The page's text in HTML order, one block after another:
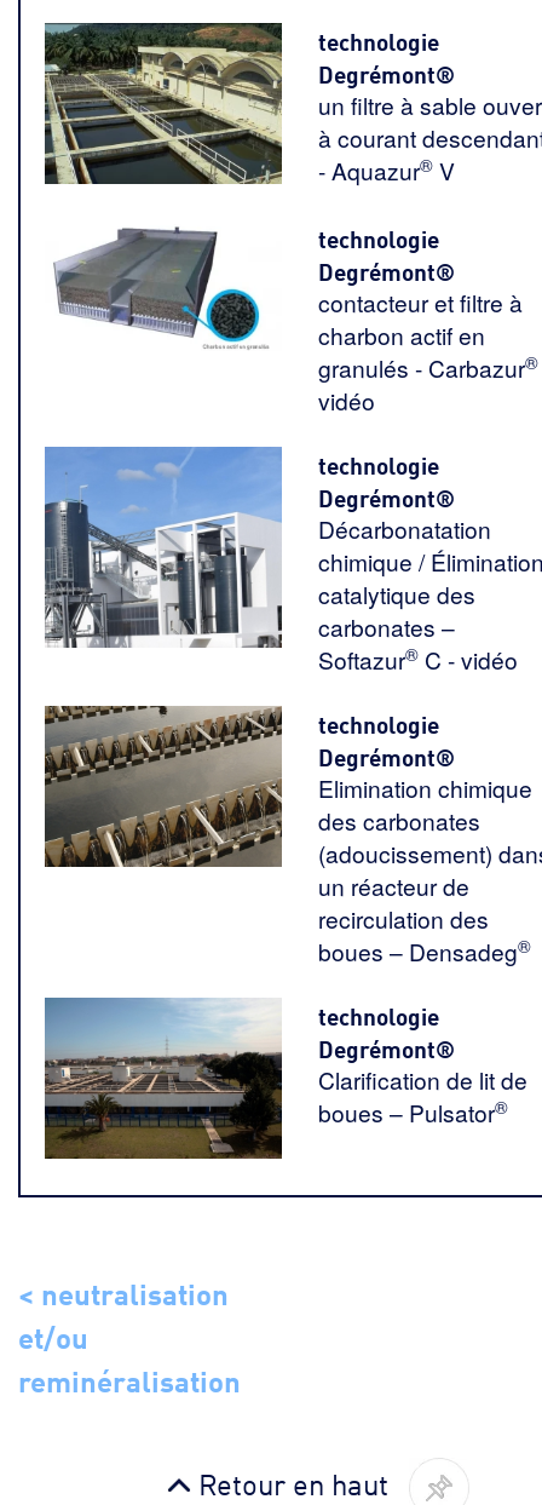
technologie
Degrémont®
un filtre à sable
à courant
- Aquazur®V
technologie
Degrémont®
contacteur et filtre à
charbon actif en
granulés - Carbazur®
vidéo
technologie
Degrémont®
Décarbonatation
chimique /
catalytique des
carbonates –
Softazur®C - vidéo
technologie
Degrémont®
Elimination chimique
des carbonates
(adoucissement)
un réacteur de
recirculation des
boues – Densadeg®
technologie
Degrémont®
Clarification de lit de
boues – Pulsator®
< neutralisation
et/ou
reminéralisation
Retour en haut